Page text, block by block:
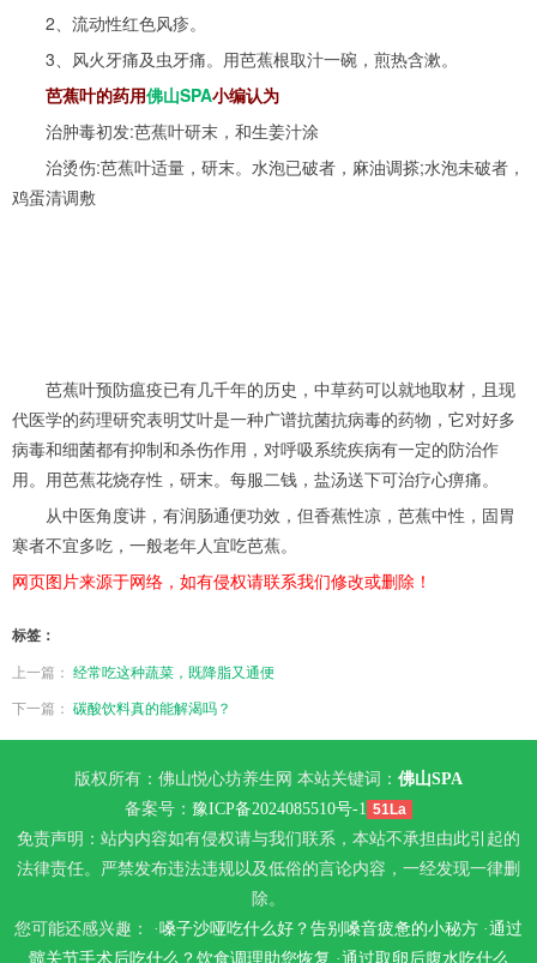
2、流动性红色风疹。
3、风火牙痛及虫牙痛。用芭蕉根取汁一碗，煎热含漱。
芭蕉叶的药用佛山SPA小编认为
治肿毒初发:芭蕉叶研末，和生姜汁涂
治烫伤:芭蕉叶适量，研末。水泡已破者，麻油调搽;水泡未破者，
鸡蛋清调敷
芭蕉叶预防瘟疫已有几千年的历史，中草药可以就地取材，且现
代医学的药理研究表明艾叶是一种广谱抗菌抗病毒的药物，它对好多
病毒和细菌都有抑制和杀伤作用，对呼吸系统疾病有一定的防治作
用。用芭蕉花烧存性，研末。每服二钱，盐汤送下可治疗心痹痛。
从中医角度讲，有润肠通便功效，但香蕉性凉，芭蕉中性，固胃
寒者不宜多吃，一般老年人宜吃芭蕉。
网页图片来源于网络，如有侵权请联系我们修改或删除！
标签：
上一篇： 经常吃这种蔬菜，既降脂又通便
下一篇： 碳酸饮料真的能解渴吗？
版权所有：佛山悦心坊养生网 本站关键词： 佛山SPA
备案号： 豫ICP备2024085510号-1 51La
免责声明：站内内容如有侵权请与我们联系，本站不承担由此引起的
法律责任。严禁发布违法违规以及低俗的言论内容，一经发现一律删
除。
您可能还感兴趣： · 嗓子沙哑吃什么好？告别嗓音疲惫的小秘方 ·通过
髋关节手术后吃什么？饮食调理助您恢复 ·通过取卵后腹水吃什么